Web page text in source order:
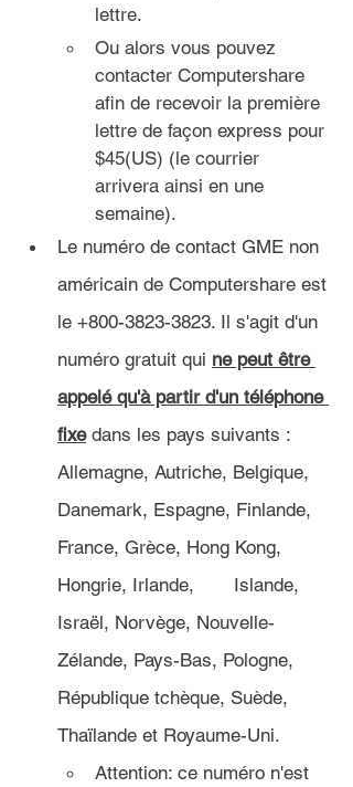
lettre.
Ou alors vous pouvez
contacter Computershare
afin de recevoir la première
lettre de façon express pour
$45(US) (le courrier
arrivera ainsi en une
semaine).
Le numéro de contact GME non
américain de Computershare est
le +800-3823-3823. Il s'agit d'un
numéro gratuit qui ne peut être
appelé qu'à partir d'un téléphone
fixe dans les pays suivants :
Allemagne, Autriche, Belgique,
Danemark, Espagne, Finlande,
France, Grèce, Hong Kong,
Hongrie, Irlande, 	Islande,
Israël, Norvège, Nouvelle-
Zélande, Pays-Bas, Pologne,
République tchèque, Suède,
Thaïlande et Royaume-Uni.
Attention: ce numéro n'est